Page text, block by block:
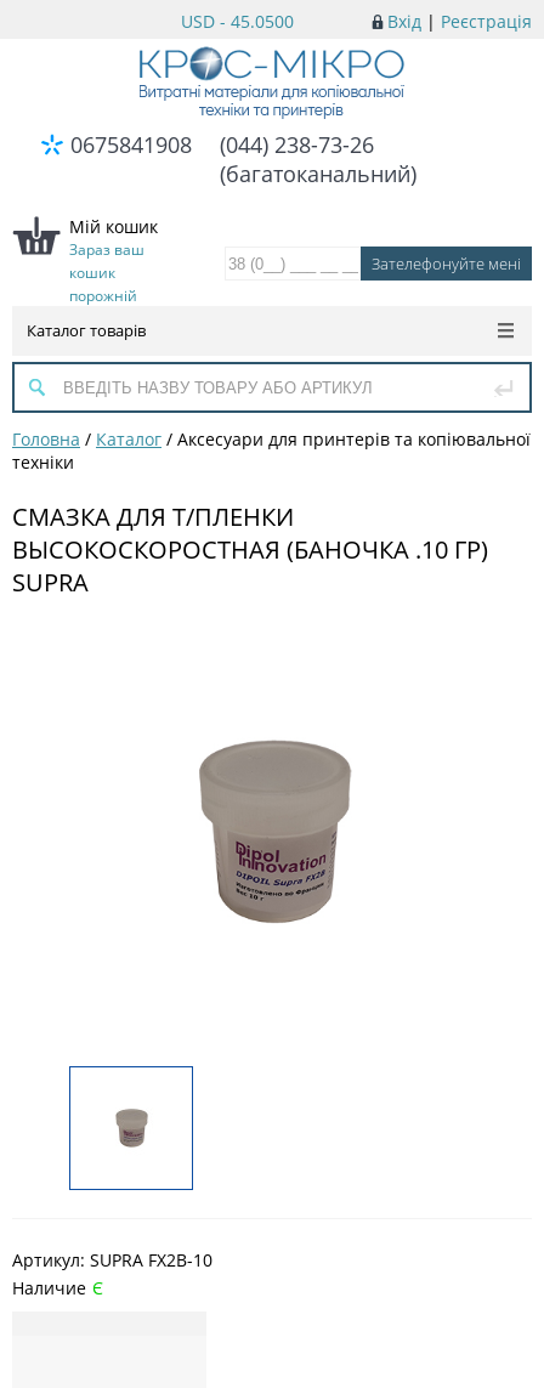
Вхід | Реєстрація
USD - 45.0500
0675841908
(044) 238-73-26
(багатоканальний)
Мій кошик
Зараз ваш
кошик
порожній
Каталог товарів
Головна / Каталог / Аксесуари для принтерів та копіювальної
техніки
СМАЗКА ДЛЯ Т/ПЛЕНКИ
ВЫСОКОСКОРОСТНАЯ (БАНОЧКА .10 ГР)
SUPRA
Артикул: SUPRA FX2B-10
Наличие Є